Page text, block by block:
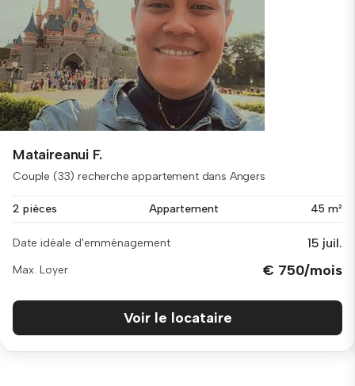
Mataireanui F.
Couple (33) recherche appartement dans Angers
2 pièces Appartement 45 m²
Date idéale d'emménagement 15 juil.
Max. Loyer € 750/mois
Voir le locataire